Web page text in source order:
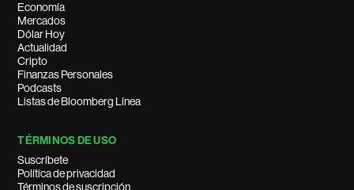
Economía
Mercados
Dólar Hoy
Actualidad
Cripto
Finanzas Personales
Podcasts
Listas de Bloomberg Línea
TÉRMINOS DE USO
Suscríbete
Política de privacidad
Términos de suscripción